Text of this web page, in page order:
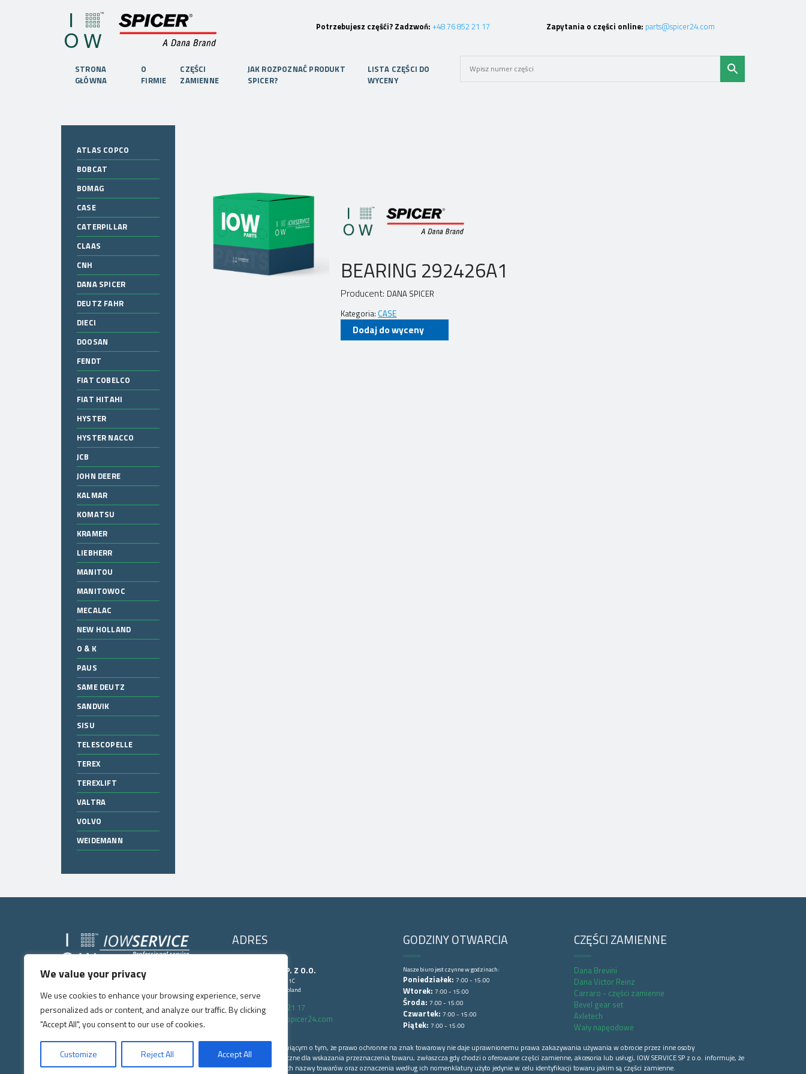
We value your privacy
We use cookies to enhance your browsing experience, serve
personalized ads or content, and analyze our traffic. By clicking
"Accept All", you consent to our use of cookies.
Customize Reject All Accept All
Potrzebujesz częśći? Zadzwoń: +48 76 852 21 17 Zapytania o części online: parts@spicer24.com
STRONA
GŁÓWNA
O
FIRMIE
CZĘŚCI
ZAMIENNE
JAK ROZPOZNAĆ PRODUKT
SPICER?
LISTA CZĘŚCI DO
WYCENY
ATLAS COPCO
BOBCAT
BOMAG
CASE
CATERPILLAR
CLAAS
CNH
DANA SPICER
DEUTZ FAHR
DIECI
DOOSAN
FENDT
FIAT COBELCO
FIAT HITAHI
HYSTER
HYSTER NACCO
JCB
JOHN DEERE
KALMAR
KOMATSU
KRAMER
LIEBHERR
MANITOU
MANITOWOC
MECALAC
NEW HOLLAND
O & K
PAUS
SAME DEUTZ
SANDVIK
SISU
TELESCOPELLE
TEREX
TEREXLIFT
VALTRA
VOLVO
WEIDEMANN
BEARING 292426A1
Producent: DANA SPICER
Kategoria: CASE
Dodaj do wyceny
Copyright © 2026 IOW SERVICE . All right's reserved.
ADRES
IOW SERVICE SP. Z O.O.
Kochlice, ul. Lubińska 1C
59-222 Milkowice, Poland
Tel:+48 76 852 21 17
E-mail: parts@spicer24.com
GODZINY OTWARCIA
Nasze biuro jest czynne w godzinach:
Poniedziałek: 7:00 - 15:00
Wtorek: 7:00 - 15:00
Środa: 7:00 - 15:00
Czwartek: 7:00 - 15:00
Piątek: 7:00 - 15:00
CZĘŚCI ZAMIENNE
Dana Brevini
Dana Victor Reinz
Carraro - części zamienne
Bevel gear set
Axletech
Wały napęodowe
Zgodnie z art. 156 ust. 1 pkt 3 ustawy prawo o własności przemysłowej mówiącym o tym, że prawo ochronne na znak towarowy nie daje uprawnionemu prawa zakazywania używania w obrocie przez inne osoby
zarejestrowanego oznaczenia lub oznaczenia podobnego, jeżeli jest to konieczne dla wskazania przeznaczenia towaru, zwłaszcza gdy chodzi o oferowane części zamienne, akcesoria lub usługi, IOW SERVICE SP z o.o. informuje, że
posiada w swojej ofercie asortyment części zamiennych producentów, których nazwy towarów oraz oznaczenia według ich nomenklatury użyto jedynie w celu identyfikacji towaru jakim są części zamienne.